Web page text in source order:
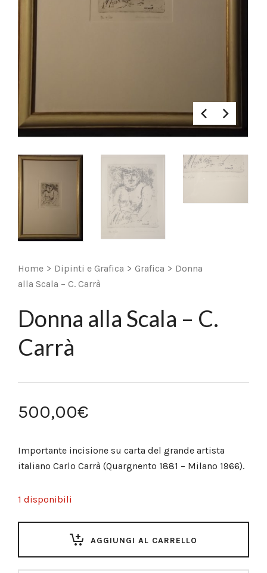
Home > Dipinti e Grafica > Grafica > Donna
alla Scala – C. Carrà
Donna alla Scala – C.
Carrà
500,00€
Importante incisione su carta del grande artista
italiano Carlo Carrà (Quargnento 1881 – Milano 1966).
1 disponibili
AGGIUNGI AL CARRELLO